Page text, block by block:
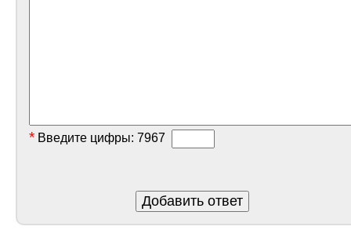
* Введите цифры: 7967